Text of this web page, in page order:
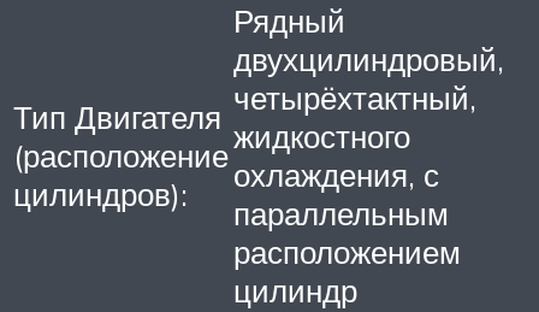
Тип Двигателя
(расположение
цилиндров):
Рядный
двухцилиндровый,
четырёхтактный,
жидкостного
охлаждения, с
параллельным
расположением
цилиндр